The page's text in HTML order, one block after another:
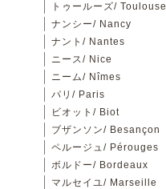
トゥールーズ/ Toulouse
ナンシー/ Nancy
ナント/ Nantes
ニース/ Nice
ニーム/ Nîmes
パリ/ Paris
ビオット/ Biot
ブザンソン/ Besançon
ペルージュ/ Pérouges
ボルドー/ Bordeaux
マルセイユ/ Marseille